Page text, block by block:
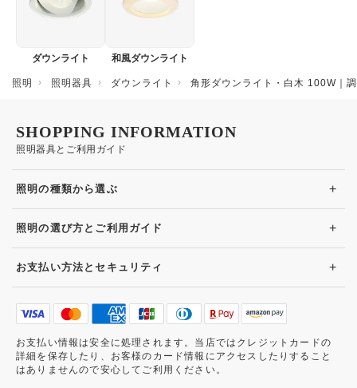
ダウンライト 和風ダウンライト
照明 照明器具 ダウンライト 角形ダウンライト・白木 100W｜
照明器具とご利用ガイド
SHOPPING INFORMATION
照明の種類から選ぶ +
照明の選び方とご利用ガイド +
お支払い方法とセキュリティ +
お支払い情報は安全に処理されます。当店ではクレジットカードの
詳細を保存したり、お客様のカード情報にアクセスしたりすること
はありませんので安心してご利用ください。